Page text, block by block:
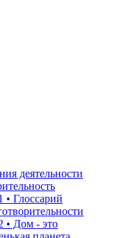
деятельности
• Глоссарий
• Дом - это